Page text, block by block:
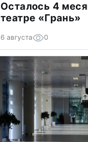
Осталось 4
театре «Грань»
6 августа 0